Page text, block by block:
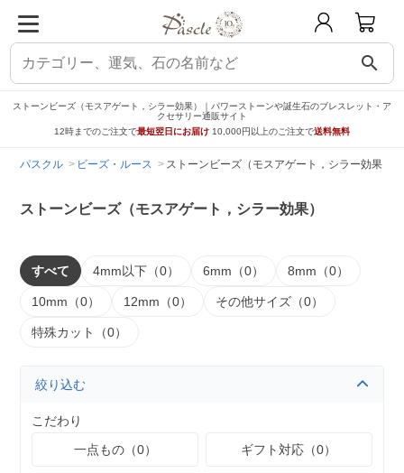
search
ストーンビーズ（モスアゲート，シラー効果）｜パワーストーンや誕生石のブレスレット・ア
クセサリー通販サイト
12時までのご注文で最短翌日にお届け 10,000円以上のご注文で送料無料
パスクル ビーズ・ルース ストーンビーズ（モスアゲート，シラー効果）
ストーンビーズ（モスアゲート，シラー効果）
すべて 4mm以下（0） 6mm（0） 8mm（0）
10mm（0） 12mm（0） その他サイズ（0）
特殊カット（0）
絞り込む
こだわり
一点もの（0）
ギフト対応（0）